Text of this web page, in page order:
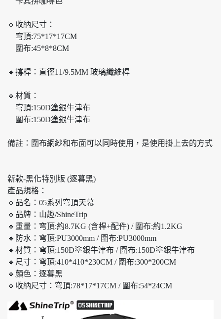
🔹收納尺寸：
穹頂:75*17*17CM
圍布:45*8*8CM
🔹撐桿：直徑11/9.5MM 玻璃纖維桿
🔹材質：
穹頂:150D塗銀牛津布
圍布:150D塗銀牛津布
備註：圍布網紗和布面可以同時使用，是使用掛上去的方式
新款-黑化特別版 (逐暮黑)
產品規格：
🔹品名：05系列穹頂天幕
🔹品牌：山趣/ShineTrip
🔹重量：穹頂:約8.7KG (含桿+配件) / 圍布:約1.2KG
🔹防水：穹頂:PU3000mm / 圍布:PU3000mm
🔹材質：穹頂:150D塗銀牛津布 / 圍布:150D塗銀牛津布
🔹尺寸：穹頂:410*410*230CM / 圍布:300*200CM
🔹顏色：逐暮黑
🔹收納尺寸：穹頂:78*17*17CM / 圍布:54*24CM